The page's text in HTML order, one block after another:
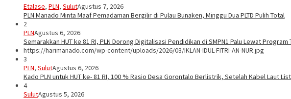
Etalase, PLN, SulutAgustus 7, 2026
PLN Manado Minta Maaf Pemadaman Bergilir di Pulau Bunaken, Minggu Dua PLTD Pulih Total
2
PLNAgustus 6, 2026
Semarakkan HUT ke 81 RI, PLN Dorong Digitalisasi Pendidikan di SMPN1 Palu Lewat Program
https://harimanado.com/wp-content/uploads/2026/03/IKLAN-IDUL-FITRI-AN-NUR.jpg
3
PLN, SulutAgustus 6, 2026
Kado PLN untuk HUT ke- 81 RI, 100 % Rasio Desa Gorontalo Berlistrik, Setelah Kabel Laut
4
SulutAgustus 5, 2026